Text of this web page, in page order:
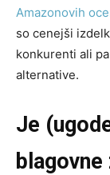
Amazonovih
so cenejši
konkurenti ali
alternative.
Je